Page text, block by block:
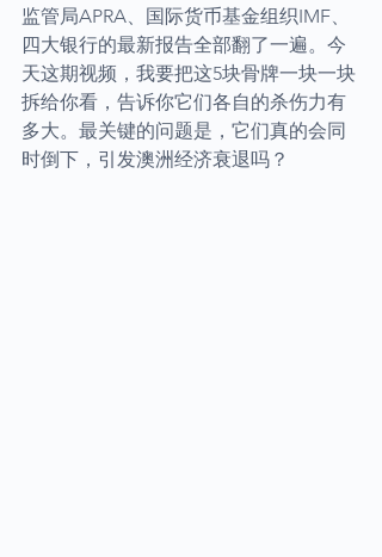
监管局APRA、国际货币基金组织IMF、
四大银行的最新报告全部翻了一遍。今
天这期视频，我要把这5块骨牌一块一块
拆给你看，告诉你它们各自的杀伤力有
多大。最关键的问题是，它们真的会同
时倒下，引发澳洲经济衰退吗？